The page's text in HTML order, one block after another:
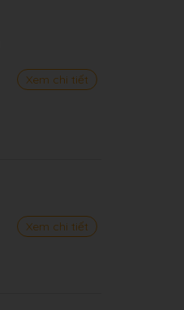
Xem chi tiết
Xem chi tiết